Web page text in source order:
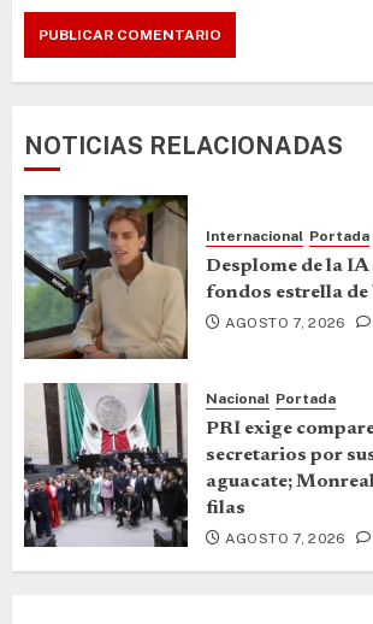
NOTICIAS RELACIONADAS
Internacional Portada
Desplome de la
fondos estrella de
AGOSTO 7, 2026
Nacional Portada
PRI exige
secretarios por
aguacate;
filas
AGOSTO 7, 2026